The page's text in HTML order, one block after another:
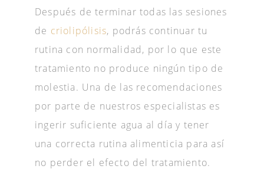
Después de terminar todas las sesiones
de criolipólisis, podrás continuar tu
rutina con normalidad, por lo que este
tratamiento no produce ningún tipo de
molestia. Una de las recomendaciones
por parte de nuestros especialistas es
ingerir suficiente agua al día y tener
una correcta rutina alimenticia para así
no perder el efecto del tratamiento.